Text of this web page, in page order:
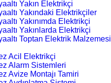
Yakın Elektrikçi
Yakındaki Elektrikçiler
Yakınımda Elektrikçi
Yakınlarda Elektrikçi
Toptan Elektrik Malzemesi
Acil Elektrikçi
Alarm Sistemleri
Avize Montajı Tamiri